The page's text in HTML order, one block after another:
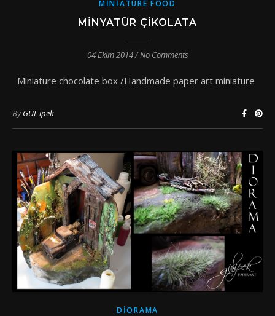
MINIATURE FOOD
MINYATÜR ÇIKOLATA
04 Ekim 2014/No Comments
Miniature chocolate box /Handmade paper art miniature
ByGÜL ipek
DIORAMA